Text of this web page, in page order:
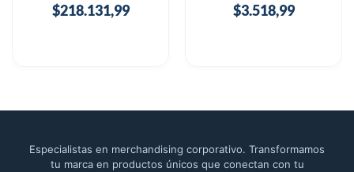
$218.131,99 $3.518,99
Especialistas en merchandising corporativo. Transformamos
tu marca en productos únicos que conectan con tu